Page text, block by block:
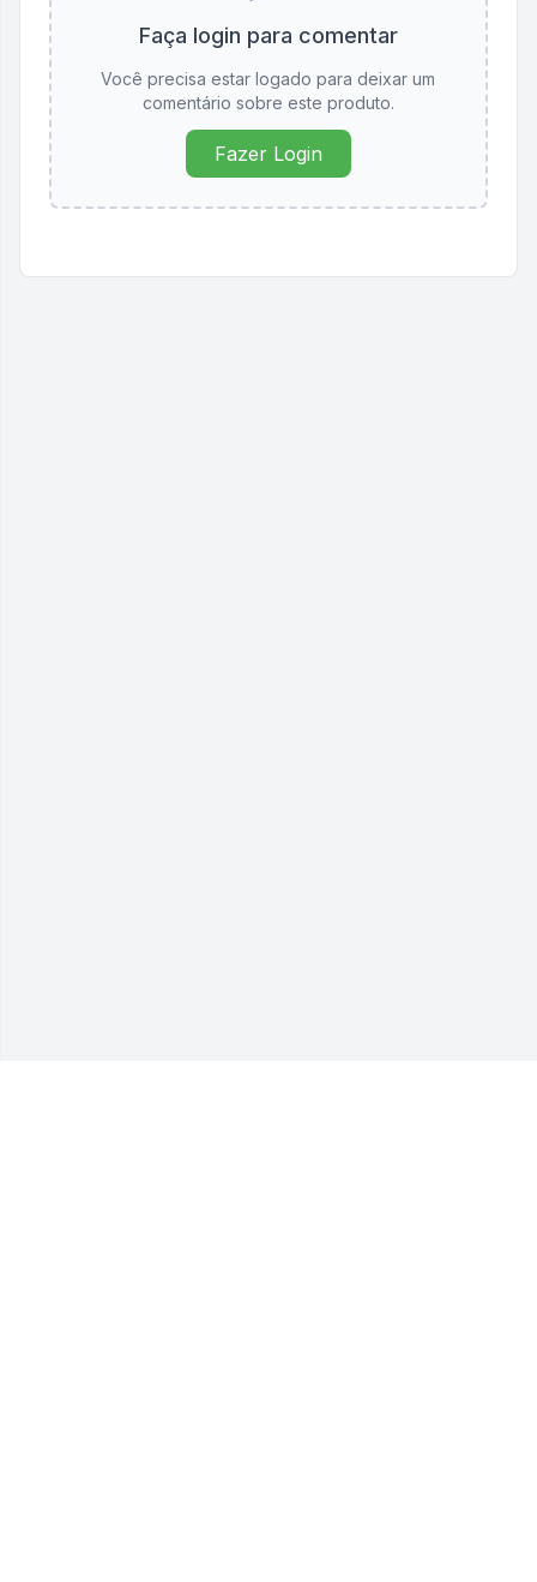
Faça login para comentar
Você precisa estar logado para deixar um
comentário sobre este produto.
Fazer Login